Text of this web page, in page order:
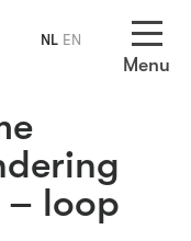
Menu
loop
NL EN